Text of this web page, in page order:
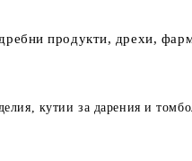
продукти, дрехи,
кутии за дарения и